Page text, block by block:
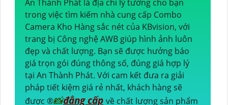
An Thành Phát là địa chỉ lý tưởng cho bạn
trong việc tìm kiếm nhà cung cấp Combo
Camera Kho Hàng sắc nét của KBvision, với
trang bị Công nghệ AWB giúp hình ảnh luôn
đẹp và chất lượng. Bạn sẽ được hưởng báo
giá trọn gói đúng thông số, đúng giá hợp lý
tại An Thành Phát. Với cam kết đưa ra giải
pháp tiết kiệm giá rẻ nhất, khách hàng sẽ
được ®️📸đẳng cấp về chất lượng sản phẩm